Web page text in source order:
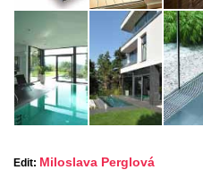
Edit: Miloslava Perglová